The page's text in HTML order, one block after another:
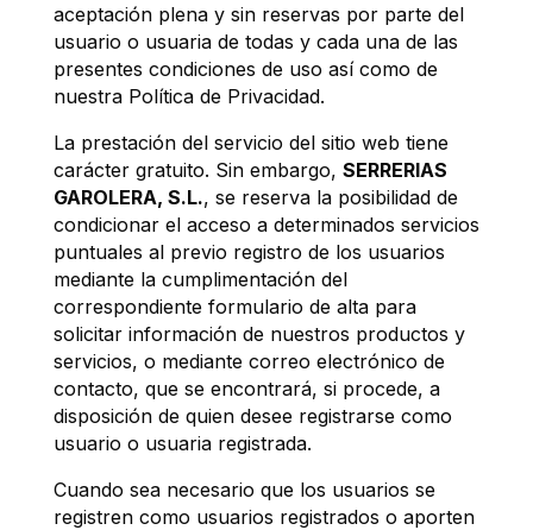
aceptación plena y sin reservas por parte del
usuario o usuaria de todas y cada una de las
presentes condiciones de uso así como de
nuestra Política de Privacidad.
La prestación del servicio del sitio web tiene
carácter gratuito. Sin embargo, SERRERIAS
GAROLERA, S.L., se reserva la posibilidad de
condicionar el acceso a determinados servicios
puntuales al previo registro de los usuarios
mediante la cumplimentación del
correspondiente formulario de alta para
solicitar información de nuestros productos y
servicios, o mediante correo electrónico de
contacto, que se encontrará, si procede, a
disposición de quien desee registrarse como
usuario o usuaria registrada.
Cuando sea necesario que los usuarios se
registren como usuarios registrados o aporten